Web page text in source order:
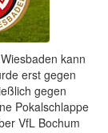
kann
erst gegen
gegen
Pokalschlappe
VfL Bochum